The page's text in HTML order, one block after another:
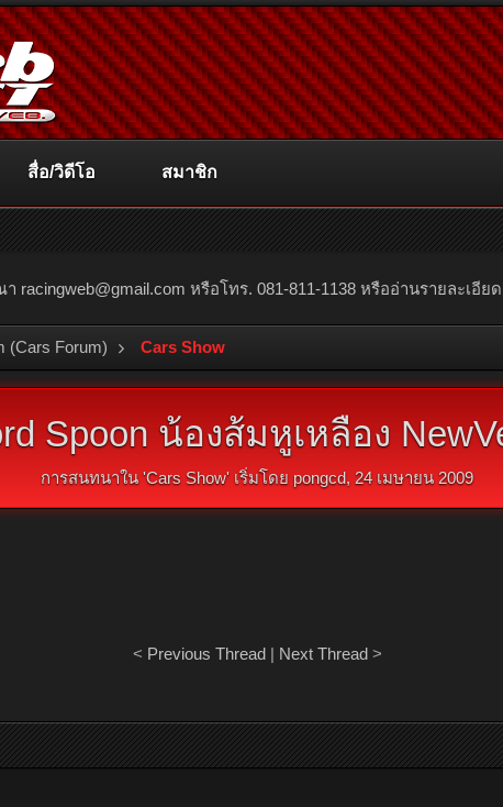
า racingweb@gmail.com หรือโทร. 081-811-1138 หรืออ่านรายละเอีย
(Cars Forum) Cars Show
Spoon น้องส้มหูเหลือง
การสนทนาใน 'Cars Show' เริ่มโดย pongcd, 24 เมษายน 2009
< Previous Thread| Next Thread>
สื่อ/วิดีโอ สมาชิก